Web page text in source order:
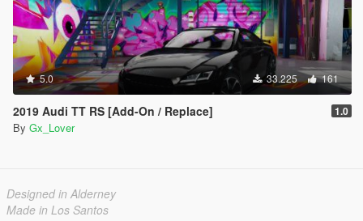
5.0 33.225 161
2019 Audi TT RS [Add-On / Replace] 1.0
By Gx_Lover
Designed in Alderney
Made in Los Santos